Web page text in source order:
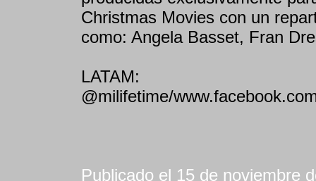
Christmas Movies con un
como: Angela Basset, Fran
LATAM:
@milifetime/
Publicado el 15 de noviembre